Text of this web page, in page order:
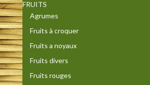
FRUITS
Agrumes
Fruits à croquer
Fruits a noyaux
Fruits divers
Fruits rouges